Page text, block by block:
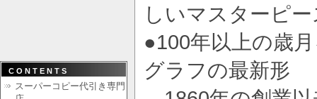
しいマスターピ
●100年以上の歳
グラフの最新形
CONTENTS
スーパーコピー代引き専門